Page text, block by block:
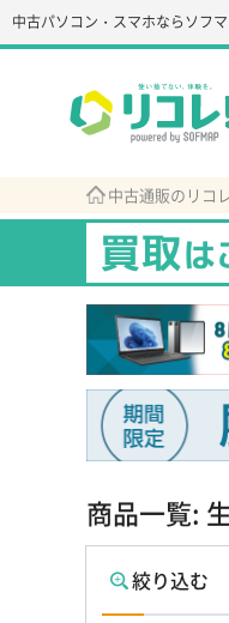
中古パソコン・スマホならソフ
中古通販のリコ
商品一覧:
絞り込む